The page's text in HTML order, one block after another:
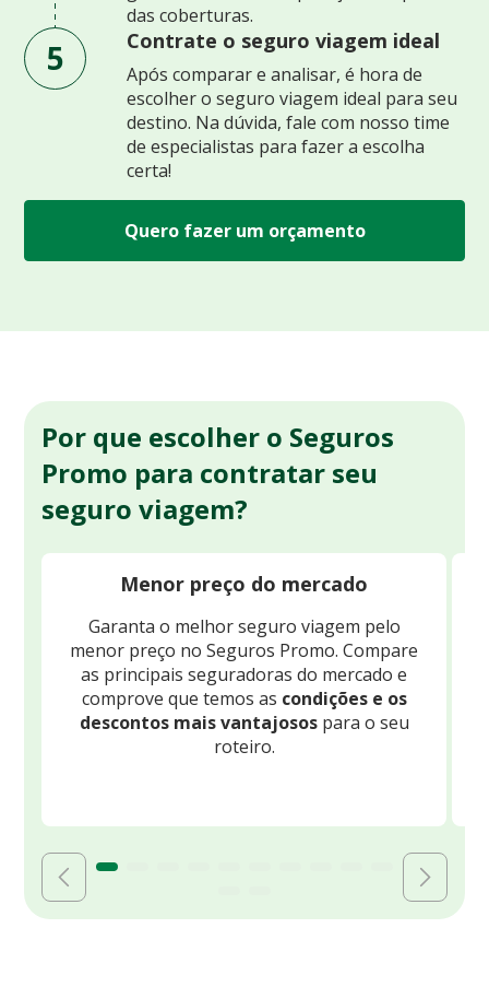
das coberturas.
5 Contrate o seguro viagem ideal
Após comparar e analisar, é hora de
escolher o seguro viagem ideal para seu
destino. Na dúvida, fale com nosso time
de especialistas para fazer a escolha
certa!
Quero fazer um orçamento
Por que escolher o Seguros
Promo para contratar seu
seguro viagem?
Menor preço do mercado
Garanta o melhor seguro viagem pelo
menor preço no Seguros Promo. Compare
as principais seguradoras do mercado e
comprove que temos as condições e os
descontos mais vantajosospara o seu
roteiro.